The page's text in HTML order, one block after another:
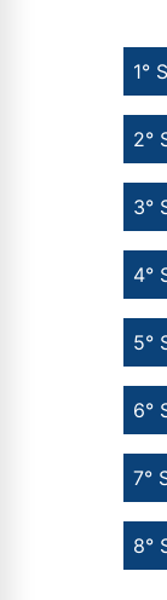
1°
8°
7°
6°
5°
4°
3°
2°